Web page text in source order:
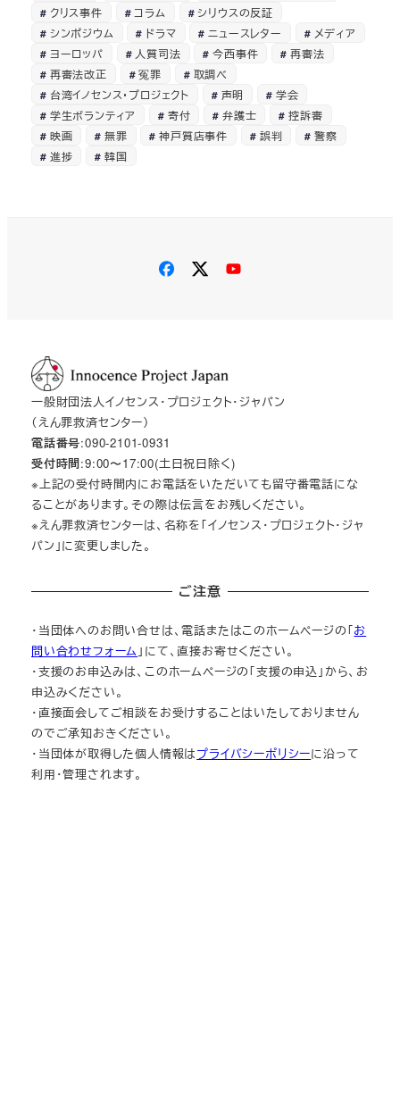
クリス事件
コラム
シリウスの反証
シンポジウム
ドラマ ニュースレター
メディア
ヨーロッパ
人質司法 今西事件
再審法
再審法改正
冤罪
取調べ
台湾イノセンス・プロジェクト
声明
学会
学生ボランティア
寄付 弁護士
控訴審
映画
無罪 神戸質店事件 誤判
警察
進捗
韓国
一般財団法人イノセンス・プロジェクト・ジャパン
（えん罪救済センター）
電話番号:090-2101-0931
受付時間:9:00〜17:00(土日祝日除く)
※上記の受付時間内にお電話をいただいても留守番電話にな
ることがあります。その際は伝言をお残しください。
※えん罪救済センターは、名称を「イノセンス・プロジェクト・ジャ
パン」に変更しました。
ご注意
・当団体へのお問い合せは、電話またはこのホームページの「お
問い合わせフォーム 」にて、直接お寄せください。
・支援のお申込みは、このホームページの「支援の申込」から、お
申込みください。
・直接面会してご相談をお受けすることはいたしておりません
のでご承知おきください。
・当団体が取得した個人情報はプライバシーポリシーに沿って
利用・管理されます。